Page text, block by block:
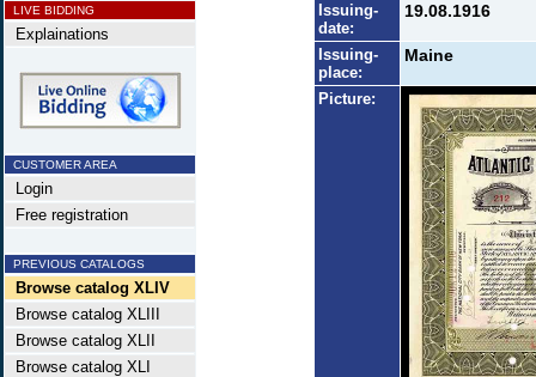
LIVE BIDDING
Explainations
CUSTOMER AREA
Login
Free registration
PREVIOUS CATALOGS
Browse catalog XLIV
Browse catalog XLIII
Browse catalog XLII
Browse catalog XLI
Issuing-
date:
19.08.1916
Issuing-
place:
Maine
Picture: